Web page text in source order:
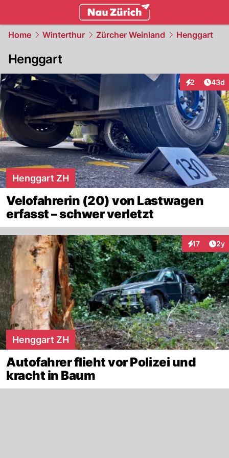
Home Winterthur Zürcher Weinland Henggart
Henggart
2
Interaktionen
43d
Henggart ZH
Velofahrerin (20) von Lastwagen
erfasst – schwer verletzt
17 2y
Henggart ZH
Autofahrer flieht vor Polizei und
kracht in Baum